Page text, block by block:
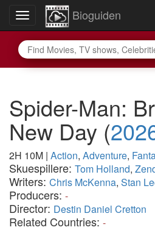
Toggle
navigation
Bioguiden
Spider-Man:
New Day (
2H 10M | Action, Adventure,
Skuespillere: Tom Holland,
Writers: Chris McKenna, Stan
Producers: -
Director: Destin Daniel Cretton
Related Countries: -